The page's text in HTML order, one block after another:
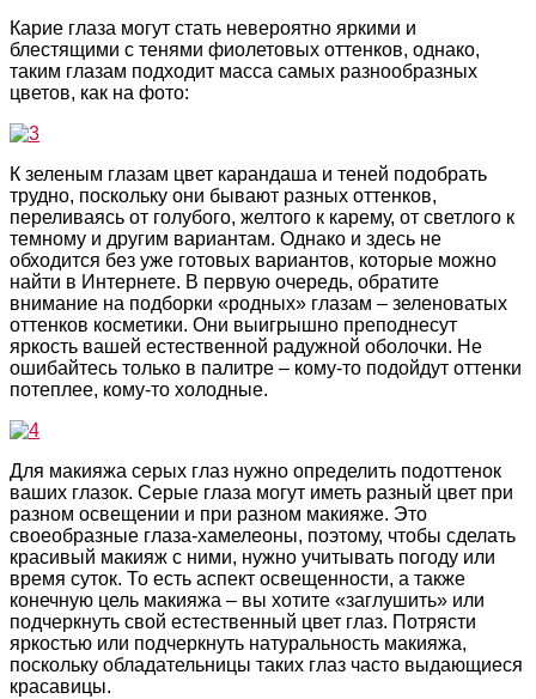
Карие глаза могут стать невероятно яркими и
блестящими с тенями фиолетовых оттенков, однако,
таким глазам подходит масса самых разнообразных
цветов, как на фото:
К зеленым глазам цвет карандаша и теней подобрать
трудно, поскольку они бывают разных оттенков,
переливаясь от голубого, желтого к карему, от светлого к
темному и другим вариантам. Однако и здесь не
обходится без уже готовых вариантов, которые можно
найти в Интернете. В первую очередь, обратите
внимание на подборки «родных» глазам – зеленоватых
оттенков косметики. Они выигрышно преподнесут
яркость вашей естественной радужной оболочки. Не
ошибайтесь только в палитре – кому-то подойдут оттенки
потеплее, кому-то холодные.
Для макияжа серых глаз нужно определить подоттенок
ваших глазок. Серые глаза могут иметь разный цвет при
разном освещении и при разном макияже. Это
своеобразные глаза-хамелеоны, поэтому, чтобы сделать
красивый макияж с ними, нужно учитывать погоду или
время суток. То есть аспект освещенности, а также
конечную цель макияжа – вы хотите «заглушить» или
подчеркнуть свой естественный цвет глаз. Потрясти
яркостью или подчеркнуть натуральность макияжа,
поскольку обладательницы таких глаз часто выдающиеся
красавицы.